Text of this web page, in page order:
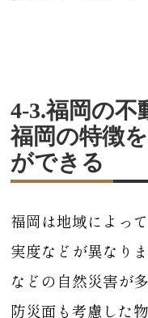
4-3.福岡の
福岡の特徴
ができる
福岡は地域によっ
実度などが異なり
などの自然災害が
防災面も考慮した